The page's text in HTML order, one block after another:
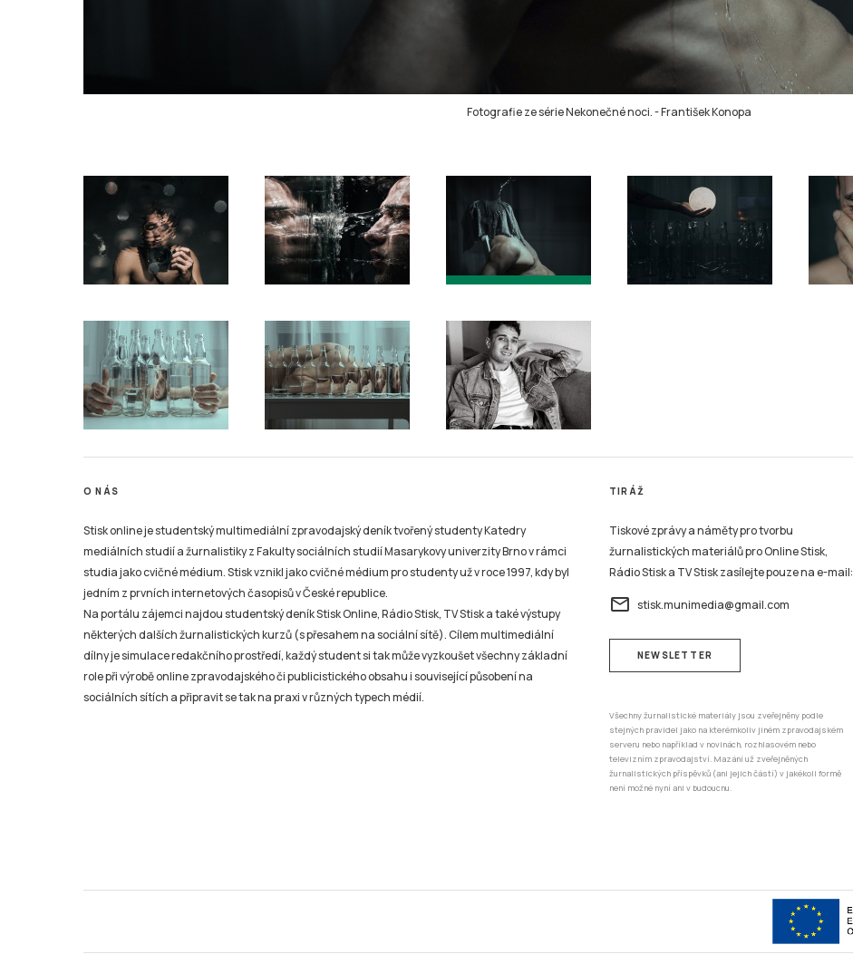
Fotografie ze série Nekonečné noci.-František Konopa
O NÁS
Stisk online je studentský multimediální zpravodajský deník tvořený studenty Katedry
mediálních studií a žurnalistiky z Fakulty sociálních studií Masarykovy univerzity Brno v rámci
studia jako cvičné médium. Stisk vznikl jako cvičné médium pro studenty už v roce 1997, kdy byl
jedním z prvních internetových časopisů v České republice.
Na portálu zájemci najdou studentský deník Stisk Online, Rádio Stisk, TV Stisk a také výstupy
některých dalších žurnalistických kurzů (s přesahem na sociální sítě). Cílem multimediální
dílny je simulace redakčního prostředí, každý student si tak může vyzkoušet všechny základní
role při výrobě online zpravodajského či publicistického obsahu i související působení na
sociálních sítích a připravit se tak na praxi v různých typech médií.
TIRÁŽ
Tiskové zprávy a náměty pro tvorbu
žurnalistických materiálů pro Online Stisk,
Rádio Stisk a TV Stisk zasílejte pouze na e-mail:
email stisk.munimedia@gmail.com
NEWSLETTER
Všechny žurnalistické materiály jsou zveřejněny podle
stejných pravidel jako na kterémkoliv jiném zpravodajském
serveru nebo například v novinách, rozhlasovém nebo
televizním zpravodajství. Mazání už zveřejněných
žurnalistických příspěvků (ani jejich částí) v jakékoli formě
není možné nyní ani v budoucnu.